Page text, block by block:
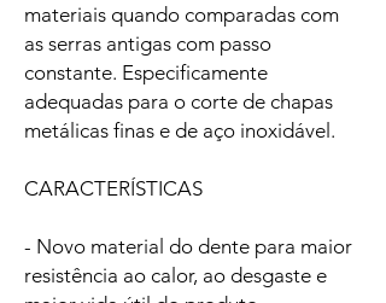
materiais quando comparadas com
as serras antigas com passo
constante. Especificamente
adequadas para o corte de chapas
metálicas finas e de aço inoxidável.
CARACTERÍSTICAS
- Novo material do dente para maior
resistência ao calor, ao desgaste e